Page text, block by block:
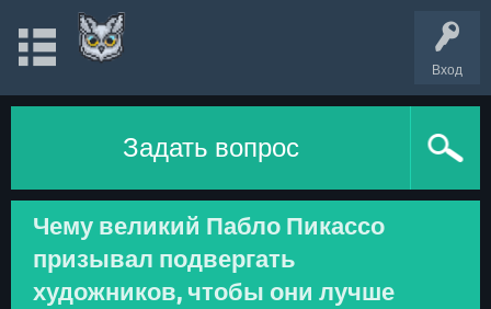
Вход
Задать вопрос
Чему великий Пабло Пикассо
призывал подвергать
художников, чтобы они лучше